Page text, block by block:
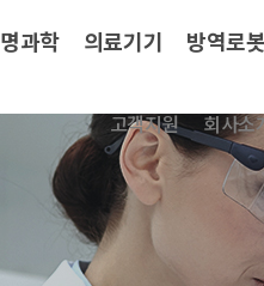
과학 의료기기 방역로봇
회사소
고객지원